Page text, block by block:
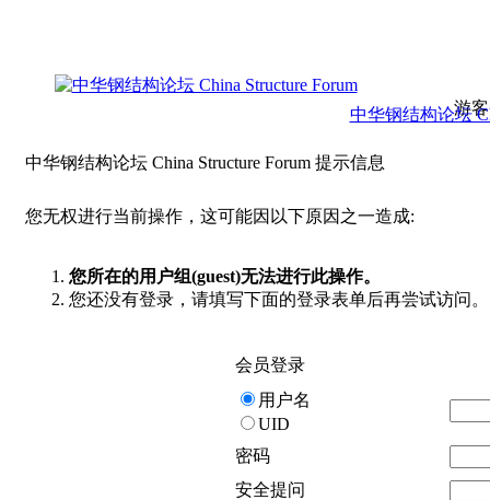
游
中华钢结构论坛
中华钢结构论坛 China Structure Forum 提示信息
您无权进行当前操作，这可能因以下原因之一造成:
您所在的用户组(guest)无法进行此操作。
您还没有登录，请填写下面的登录表单后再尝试访问。
会员登录
用户名
UID
密码
安全提问